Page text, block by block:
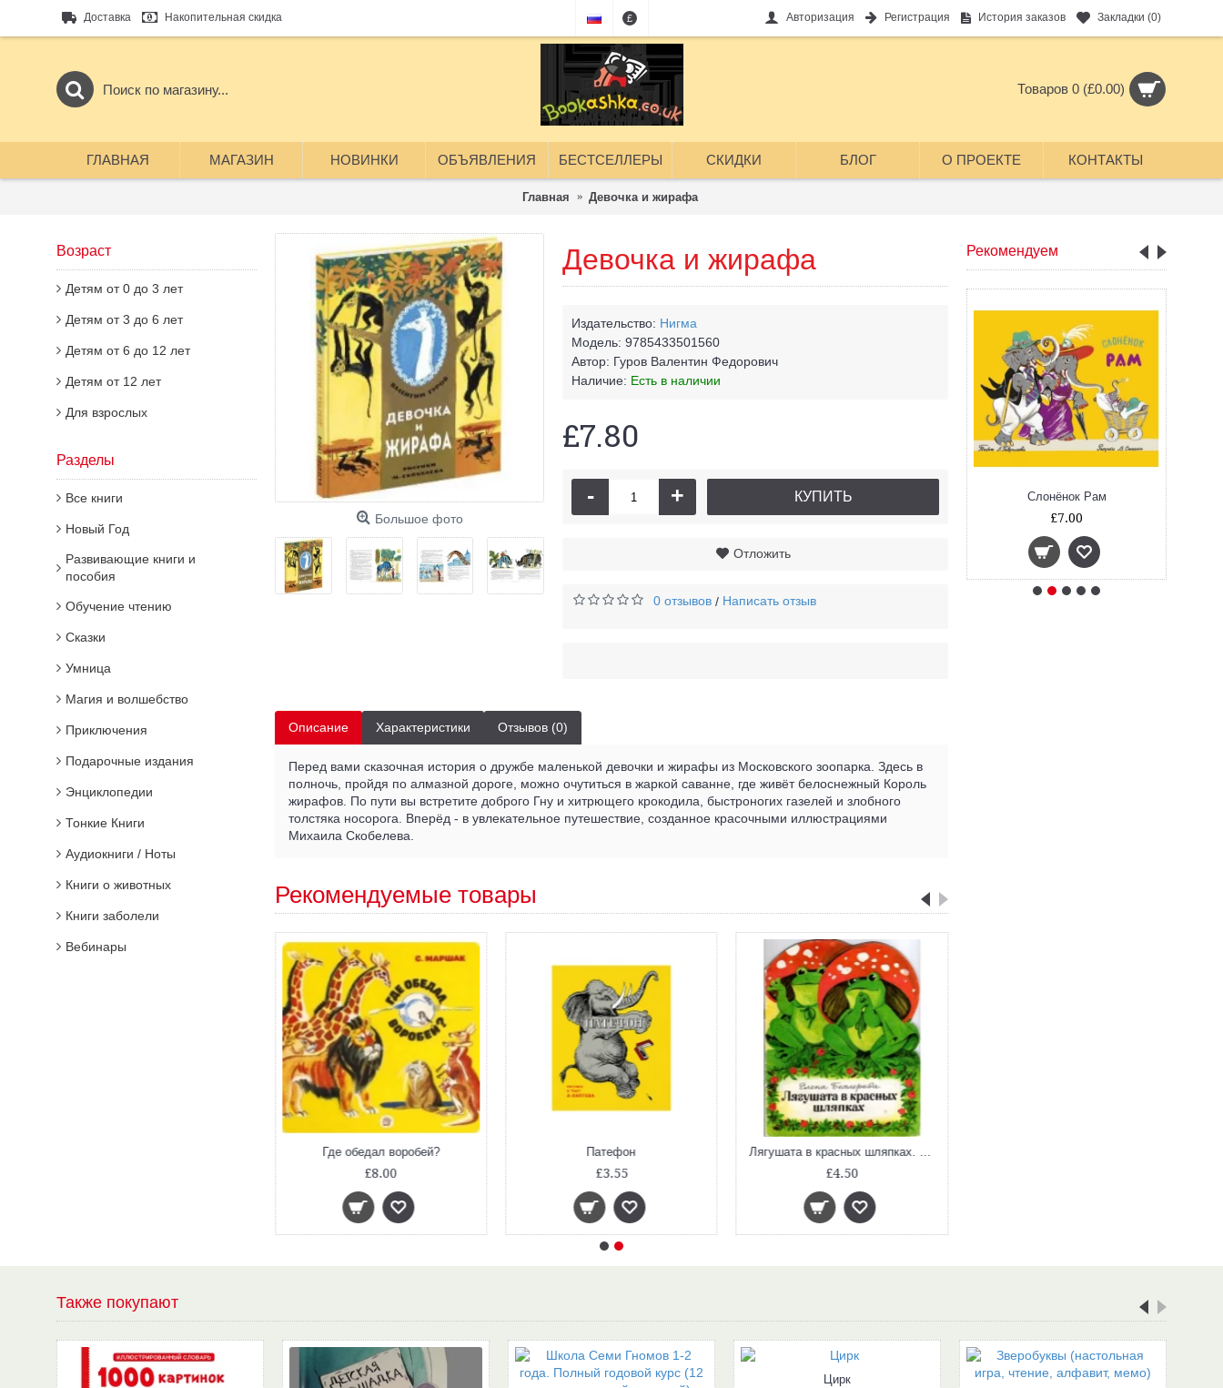
Доставка Накопительная скидка £ Авторизация Регистрация История заказов Закладки (0)
Товаров 0 (£0.00)
ГЛАВНАЯ МАГАЗИН НОВИНКИ ОБЪЯВЛЕНИЯ БЕСТСЕЛЛЕРЫ СКИДКИ БЛОГ О ПРОЕКТЕ КОНТАКТЫ
Главная Девочка и жирафа
Возраст
Детям от 0 до 3 лет
Детям от 3 до 6 лет
Детям от 6 до 12 лет
Детям от 12 лет
Для взрослых
Разделы
Все книги
Новый Год
Развивающие книги и
пособия
Обучение чтению
Сказки
Умница
Магия и волшебство
Приключения
Подарочные издания
Энциклопедии
Тонкие Книги
Аудиокниги / Ноты
Книги о животных
Книги заболели
Вебинары
Рекомендуем
Жирафа, и Пелли, и я
£14.80
Слонёнок Рам
£7.00
Большое фото
Девочка и жирафа
Издательство: Нигма
Модель: 9785433501560
Автор: Гуров Валентин Федорович
Наличие: Есть в наличии
£7.80
- + КУПИТЬ
Отложить
0 отзывов / Написать отзыв
Описание Характеристики Отзывов (0)
Перед вами сказочная история о дружбе маленькой девочки и жирафы из Московского зоопарка. Здесь в
полночь, пройдя по алмазной дороге, можно очутиться в жаркой саванне, где живёт белоснежный Король
жирафов. По пути вы встретите доброго Гну и хитрющего крокодила, быстроногих газелей и злобного
толстяка носорога. Вперёд - в увлекательное путешествие, созданное красочными иллюстрациями
Михаила Скобелева.
Рекомендуемые товары
Где обедал воробей?
£8.00
Патефон
£3.55
Лягушата в красных шляпках. Жили-были книжки
£4.50
Также покупают
Цирк